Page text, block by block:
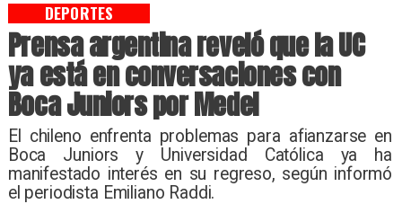
Prensa argentina reveló que la UC
ya está en conversaciones con
Boca Juniors por Medel
​El chileno enfrenta problemas para afianzarse en
Boca Juniors y Universidad Católica ya ha
manifestado interés en su regreso, según informó
el periodista Emiliano Raddi.
DEPORTES